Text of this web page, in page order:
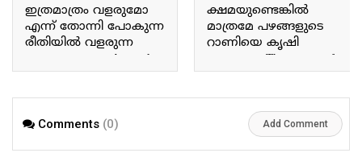
ഇത്രമാത്രം വളരുമോ
എന്ന് തോന്നി പോകുന്ന
രീതിയിൽ വളരുന്ന
അവക്കാഡോ Avocado
grows in a way that makes
ക്ഷമയുണ്ടെങ്കിൽ
മാത്രമേ പഴങ്ങളുടെ
റാണിയെ കൃഷി
ചെയ്യാവൂ The queen of
fruits can only be
Comments (0) Add Comment